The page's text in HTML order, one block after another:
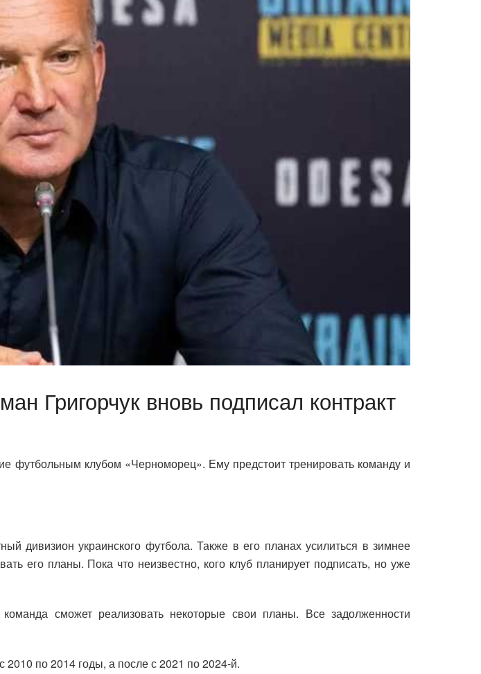
Григорчук вновь подписал контракт
футбольным клубом «Черноморец». Ему предстоит тренировать команду и
дивизион украинского футбола. Также в его планах усилиться в зимнее
его планы. Пока что неизвестно, кого клуб планирует подписать, но уже
сможет реализовать некоторые свои планы. Все задолженности
2010 по 2014 годы, а после с 2021 по 2024-й.